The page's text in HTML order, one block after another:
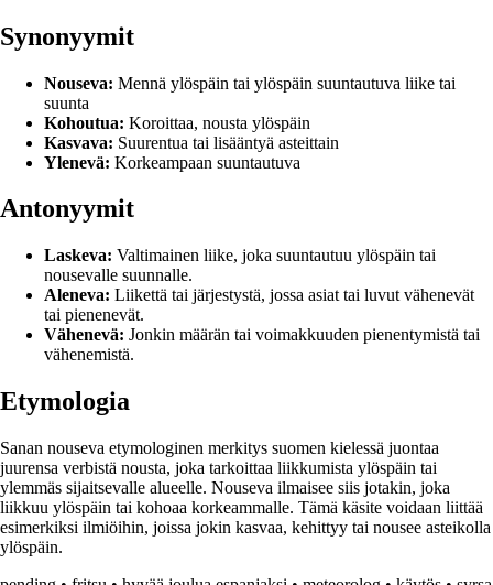
Synonyymit
Nouseva: Mennä ylöspäin tai ylöspäin suuntautuva liike tai
suunta
Kohoutua: Koroittaa, nousta ylöspäin
Kasvava: Suurentua tai lisääntyä asteittain
Ylenevä: Korkeampaan suuntautuva
Antonyymit
Laskeva: Valtimainen liike, joka suuntautuu ylöspäin tai
nousevalle suunnalle.
Aleneva: Liikettä tai järjestystä, jossa asiat tai luvut vähenevät
tai pienenevät.
Vähenevä: Jonkin määrän tai voimakkuuden pienentymistä tai
vähenemistä.
Etymologia
Sanan nouseva etymologinen merkitys suomen kielessä juontaa
juurensa verbistä nousta, joka tarkoittaa liikkumista ylöspäin tai
ylemmäs sijaitsevalle alueelle. Nouseva ilmaisee siis jotakin, joka
liikkuu ylöspäin tai kohoaa korkeammalle. Tämä käsite voidaan liittää
esimerkiksi ilmiöihin, joissa jokin kasvaa, kehittyy tai nousee asteikolla
ylöspäin.